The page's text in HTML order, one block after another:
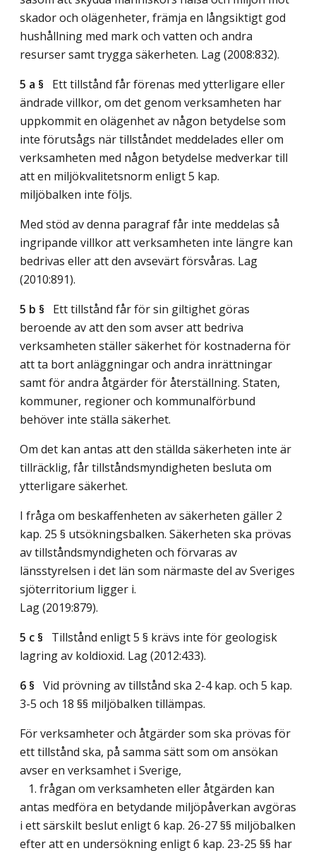
skador och olägenheter, främja en långsiktigt god
hushållning med mark och vatten och andra
resurser samt trygga säkerheten. Lag (2008:832).
5 a § Ett tillstånd får förenas med ytterligare eller
ändrade villkor, om det genom verksamheten har
uppkommit en olägenhet av någon betydelse som
inte förutsågs när tillståndet meddelades eller om
verksamheten med någon betydelse medverkar till
att en miljökvalitetsnorm enligt 5 kap.
miljöbalken inte följs.
Med stöd av denna paragraf får inte meddelas så
ingripande villkor att verksamheten inte längre kan
bedrivas eller att den avsevärt försvåras. Lag
(2010:891).
5 b § Ett tillstånd får för sin giltighet göras
beroende av att den som avser att bedriva
verksamheten ställer säkerhet för kostnaderna för
att ta bort anläggningar och andra inrättningar
samt för andra åtgärder för återställning. Staten,
kommuner, regioner och kommunalförbund
behöver inte ställa säkerhet.
Om det kan antas att den ställda säkerheten inte är
tillräcklig, får tillståndsmyndigheten besluta om
ytterligare säkerhet.
I fråga om beskaffenheten av säkerheten gäller 2
kap. 25 § utsökningsbalken. Säkerheten ska prövas
av tillståndsmyndigheten och förvaras av
länsstyrelsen i det län som närmaste del av Sveriges
sjöterritorium ligger i.
Lag (2019:879).
5 c § Tillstånd enligt 5 § krävs inte för geologisk
lagring av koldioxid. Lag (2012:433).
6 § Vid prövning av tillstånd ska 2-4 kap. och 5 kap.
3-5 och 18 §§ miljöbalken tillämpas.
För verksamheter och åtgärder som ska prövas för
ett tillstånd ska, på samma sätt som om ansökan
avser en verksamhet i Sverige,
1. frågan om verksamheten eller åtgärden kan
antas medföra en betydande miljöpåverkan avgöras
i ett särskilt beslut enligt 6 kap. 26-27 §§ miljöbalken
efter att en undersökning enligt 6 kap. 23-25 §§ har